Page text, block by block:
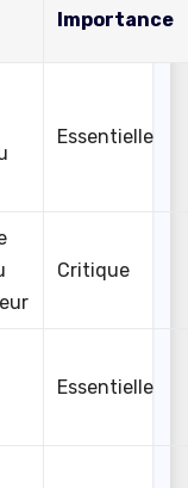
Importance
Essentielle
Critique
Essentielle